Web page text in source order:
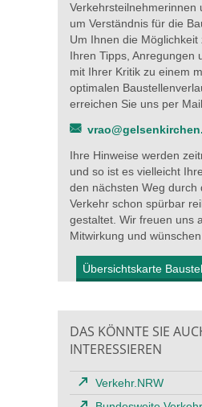
Verkehrsteilnehmerinnen
um Verständnis für die
Um Ihnen die Möglichkeit
Ihren Tipps, Anregungen
mit Ihrer Kritik zu einem
optimalen
erreichen Sie uns per
Ihre Hinweise werden
und so ist es vielleicht
den nächsten Weg durch
Verkehr schon spürbar
gestaltet. Wir freuen uns
Mitwirkung und
Übersichtskarte
DAS KÖNNTE SIE
INTERESSIEREN
Verkehr.NRW